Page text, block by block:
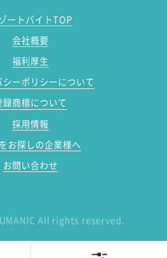
ートバイトTOP
会社概要
福利厚生
シーポリシーについて
録商標について
採用情報
お探しの企業様へ
お問い合わせ
All rights reserved.